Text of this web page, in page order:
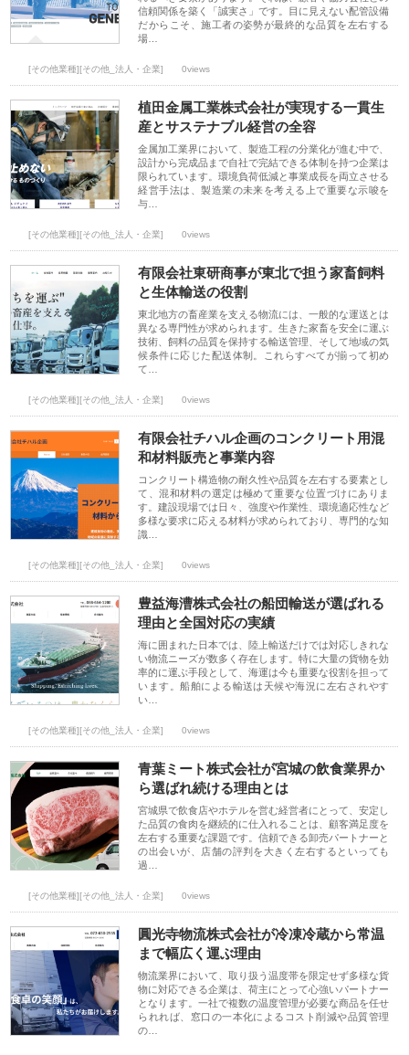
信頼関係を築く「誠実さ」です。目に見えない配管設備
だからこそ、施工者の姿勢が最終的な品質を左右する
場…
[その他業種][その他_法人・企業] 0views
植田金属工業株式会社が実現する一貫生
産とサステナブル経営の全容
金属加工業界において、製造工程の分業化が進む中で、
設計から完成品まで自社で完結できる体制を持つ企業は
限られています。環境負荷低減と事業成長を両立させる
経営手法は、製造業の未来を考える上で重要な示唆を
与…
[その他業種][その他_法人・企業] 0views
有限会社東研商事が東北で担う家畜飼料
と生体輸送の役割
東北地方の畜産業を支える物流には、一般的な運送とは
異なる専門性が求められます。生きた家畜を安全に運ぶ
技術、飼料の品質を保持する輸送管理、そして地域の気
候条件に応じた配送体制。これらすべてが揃って初め
て…
[その他業種][その他_法人・企業] 0views
有限会社チハル企画のコンクリート用混
和材料販売と事業内容
コンクリート構造物の耐久性や品質を左右する要素とし
て、混和材料の選定は極めて重要な位置づけにありま
す。建設現場では日々、強度や作業性、環境適応性など
多様な要求に応える材料が求められており、専門的な知
識…
[その他業種][その他_法人・企業] 0views
豊益海漕株式会社の船団輸送が選ばれる
理由と全国対応の実績
海に囲まれた日本では、陸上輸送だけでは対応しきれな
い物流ニーズが数多く存在します。特に大量の貨物を効
率的に運ぶ手段として、海運は今も重要な役割を担って
います。船舶による輸送は天候や海況に左右されやす
い…
[その他業種][その他_法人・企業] 0views
青葉ミート株式会社が宮城の飲食業界か
ら選ばれ続ける理由とは
宮城県で飲食店やホテルを営む経営者にとって、安定し
た品質の食肉を継続的に仕入れることは、顧客満足度を
左右する重要な課題です。信頼できる卸売パートナーと
の出会いが、店舗の評判を大きく左右するといっても
過…
[その他業種][その他_法人・企業] 0views
圓光寺物流株式会社が冷凍冷蔵から常温
まで幅広く運ぶ理由
物流業界において、取り扱う温度帯を限定せず多様な貨
物に対応できる企業は、荷主にとって心強いパートナー
となります。一社で複数の温度管理が必要な商品を任せ
られれば、窓口の一本化によるコスト削減や品質管理
の…